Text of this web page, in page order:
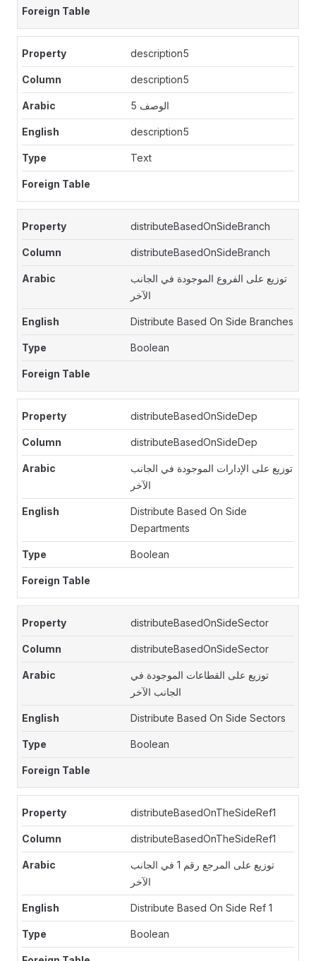
description5
description5
الوصف 5
description5
Text
distributeBasedOnSideBranch
distributeBasedOnSideBranch
توزيع على الفروع الموجودة في الجانب
الآخر
Distribute Based On Side Branches
Boolean
distributeBasedOnSideDep
distributeBasedOnSideDep
توزيع على الإدارات الموجودة في الجانب
الآخر
Distribute Based On Side
Departments
Boolean
distributeBasedOnSideSector
distributeBasedOnSideSector
توزيع على القطاعات الموجودة في
الجانب الآخر
Distribute Based On Side Sectors
Boolean
distributeBasedOnTheSideRef1
distributeBasedOnTheSideRef1
توزيع على المرجع رقم 1 في الجانب
الآخر
Distribute Based On Side Ref 1
Boolean